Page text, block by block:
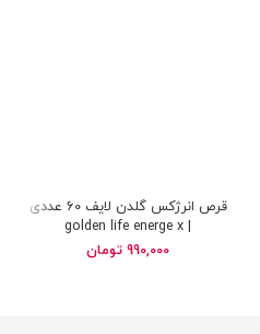
قرص انرژکس گلدن لایف 60 عددی
990,000 تومان